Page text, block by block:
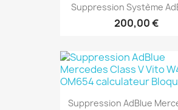
Suppression Système
200,00 €
Suppression AdBlue